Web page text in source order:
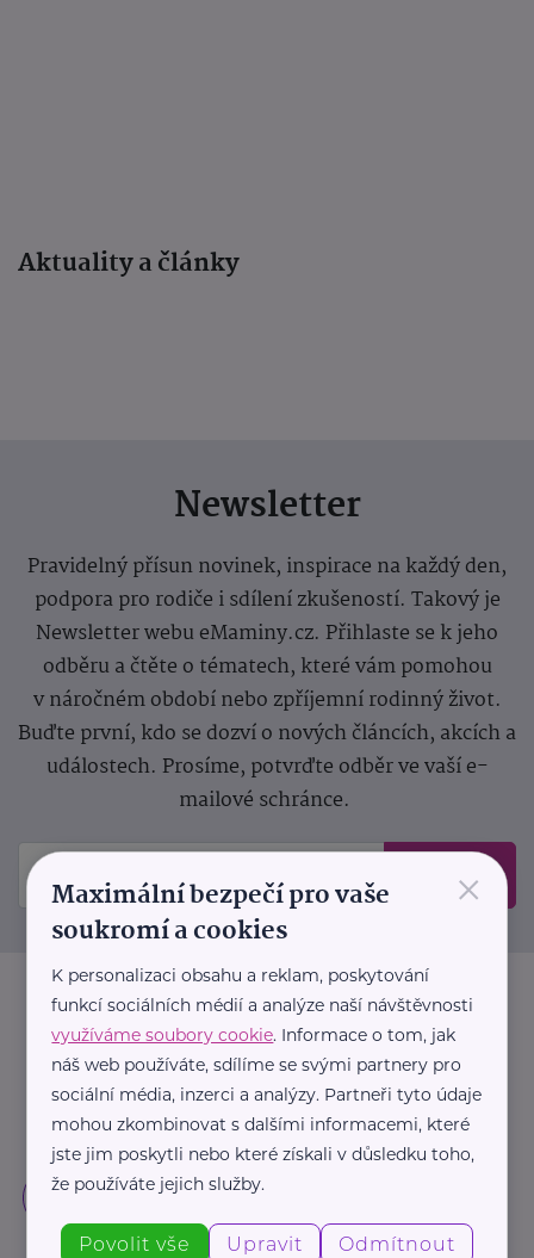
Aktuality a články
Newsletter
Pravidelný přísun novinek, inspirace na každý den,
podpora pro rodiče i sdílení zkušeností. Takový je
Newsletter webu eMaminy.cz. Přihlaste se k jeho
odběru a čtěte o tématech, které vám pomohou
v náročném období nebo zpříjemní rodinný život.
Buďte první, kdo se dozví o nových článcích, akcích a
událostech. Prosíme, potvrďte odběr ve vaší e-
mailové schránce.
Odeslat
×
Maximální bezpečí pro vaše
soukromí a cookies
K personalizaci obsahu a reklam, poskytování
funkcí sociálních médií a analýze naší návštěvnosti
využíváme soubory cookie. Informace o tom, jak
náš web používáte, sdílíme se svými partnery pro
sociální média, inzerci a analýzy. Partneři tyto údaje
mohou zkombinovat s dalšími informacemi, které
jste jim poskytli nebo které získali v důsledku toho,
že používáte jejich služby.
Povolit vše Upravit Odmítnout